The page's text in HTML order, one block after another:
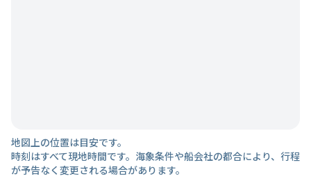
地図上の位置は目安です。
時刻はすべて現地時間です。海象条件や船会社の都合により、行程
が予告なく変更される場合があります。